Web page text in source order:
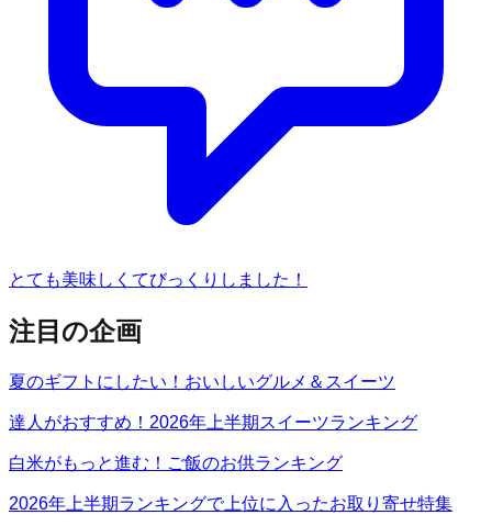
とても美味しくてびっくりしました！
注目の企画
夏のギフトにしたい！おいしいグルメ＆スイーツ
達人がおすすめ！2026年上半期スイーツランキング
白米がもっと進む！ご飯のお供ランキング
2026年上半期ランキングで上位に入ったお取り寄せ特集